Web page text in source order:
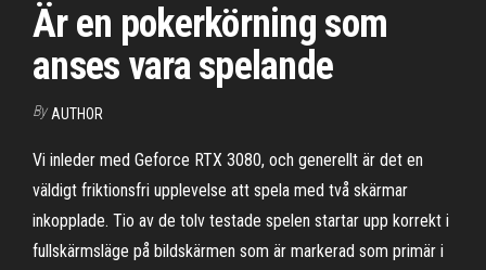
Är en pokerkörning som
anses vara spelande
By AUTHOR
Vi inleder med Geforce RTX 3080, och generellt är det en
väldigt friktionsfri upplevelse att spela med två skärmar
inkopplade. Tio av de tolv testade spelen startar upp korrekt i
fullskärmsläge på bildskärmen som är markerad som primär i